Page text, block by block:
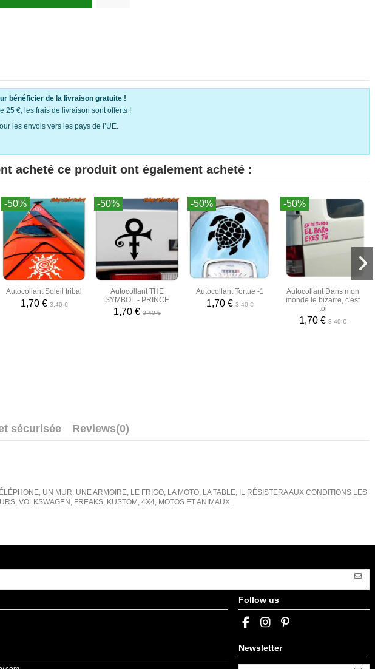
bénéficier de la livraison gratuite !
25 €, les frais de livraison sont offerts !
les envois vers les pays de l’UE.
acheté ce produit ont également acheté :
-50%
Autocollant Soleil tribal
1,70 €3,40 €
-50%
Autocollant THE
SYMBOL - PRINCE
1,70 € 3,40 €
-50%
Autocollant Tortue -1
1,70 €3,40 €
-50%
Autocollant Dans mon
monde le bizarre, c'est
toi
1,70 €3,40 €
sécurisée Reviews(0)
UN MUR, UNE ARMOIRE, LE FRIGO, LA MOTO, LA TABLE, IL RÉSISTERA AUX CONDITIONS LES
VOLKSWAGEN, FREAKS, KUSTOM, 4X4, MOTOS ET ANIMAUX.
Follow us
Newsletter